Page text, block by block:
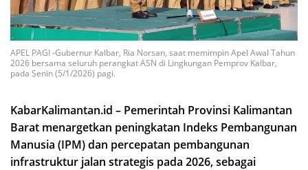
APEL PAGI -Gubernur Kalbar, Ria Norsan, saat memimpin Apel Awal Tahun
2026 bersama seluruh perangkat ASN di Lingkungan Pemprov Kalbar,
pada Senin (5/1/2026) pagi.
KabarKalimantan.id – Pemerintah Provinsi Kalimantan
Barat menargetkan peningkatan Indeks Pembangunan
Manusia (IPM) dan percepatan pembangunan
infrastruktur jalan strategis pada 2026, sebagai